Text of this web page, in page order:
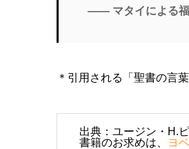
―― マタイによる
＊引用される「聖書の言
出典：ユージン・H.
書籍のお求めは、
ヨ